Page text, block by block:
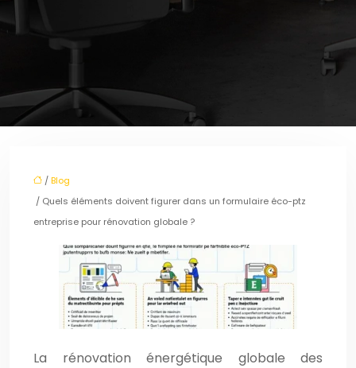
/Blog
/ Quels éléments doivent figurer dans un formulaire éco-ptz
entreprise pour rénovation globale ?
La rénovation énergétique globale des